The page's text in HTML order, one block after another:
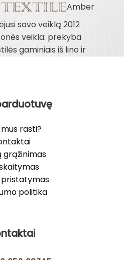
Amber
savo veiklą 2012
veikla: prekyba
gaminiais iš lino ir
rasti?
grąžinimas
pristatymas
politika